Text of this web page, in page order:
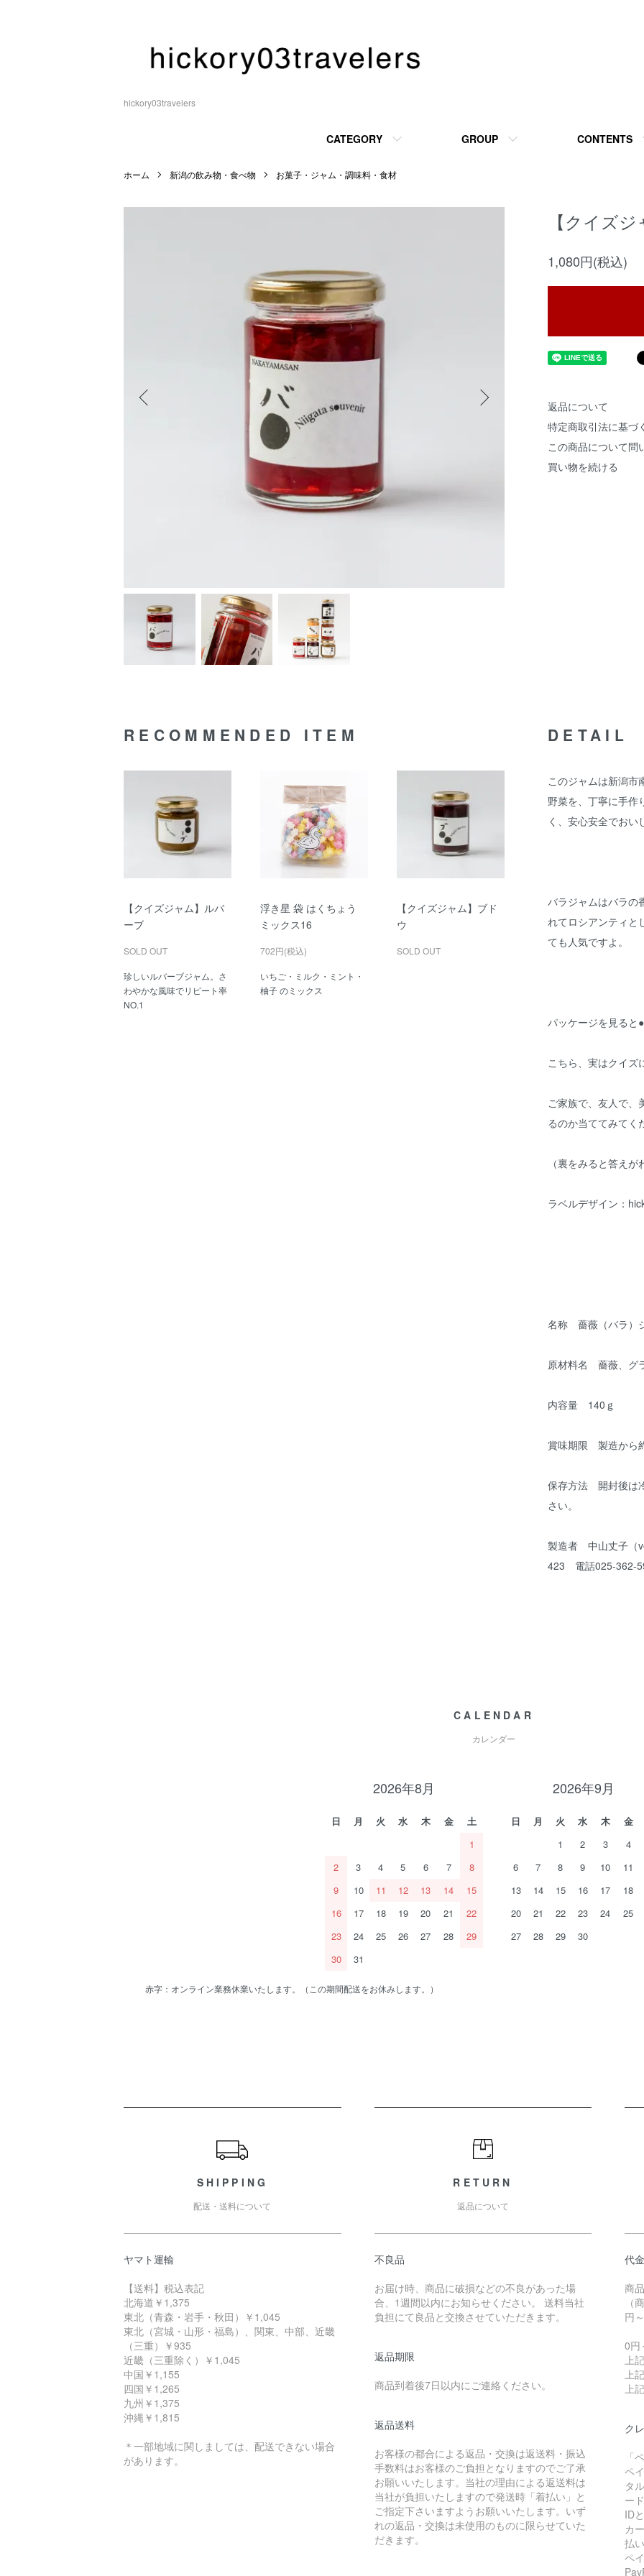
hickory03travelers
CATEGORY GROUP CONTENTS
ホーム 新潟の飲み物・食べ物 お菓子・ジャム・調味料・食材
【クイズ
1,080円(税込)
返品について
特定商取引法に基づ
この商品について問
買い物を続ける
DETAIL
このジャムは新潟市
野菜を、丁寧に手作
く、安心安全でおい
バラジャムはバラの
れてロシアンティと
ても人気ですよ。
パッケージを見ると
こちら、実はクイズ
ご家族で、友人で、
るのか当ててみてく
（裏をみると答えが
ラベルデザイン：
名称 薔薇（バラ）
原材料名 薔薇、グ
内容量 140ｇ
賞味期限 製造から
保存方法 開封後は
さい。
製造者 中山丈子（
423 電話025-362-
RECOMMENDED ITEM
【クイズジャム】ルバ
ーブ
SOLD OUT
珍しいルバーブジャム。さ
わやかな風味でリピート率
NO.1
浮き星 袋 はくちょう
ミックス16
702円(税込)
いちご・ミルク・ミント・
柚子 のミックス
【クイズジャム】ブド
ウ
SOLD OUT
CALENDAR
カレンダー
2026年8月
日 月 火 水 木 金
土
1
2
3 4 5 6 7
8
9
10 11 12 13 14
15
16
17 18 19 20 21
22
23
24 25 26 27 28
29
30
31
2026年9月
日 月 火 水 木 金
1
2 3 4
6
7 8 9 10 11
13
14 15 16 17 18
20
21 22 23 24 25
27
28 29 30
赤字：オンライン業務休業いたします。（この期間配送をお休みします。）
SHIPPING
配送・送料について
ヤマト運輸
【送料】税込表記
北海道￥1,375
東北（青森・岩手・秋田）￥1,045
東北（宮城・山形・福島）、関東、中部、近畿
（三重）￥935
近畿（三重除く）￥1,045
中国￥1,155
四国￥1,265
九州￥1,375
沖縄￥1,815
＊一部地域に関しましては、配送できない場合
があります。
RETURN
返品について
不良品
お届け時、商品に破損などの不良があった場
合、1週間以内にお知らせください。 送料当社
負担にて良品と交換させていただきます。
返品期限
商品到着後7日以内にご連絡ください。
返品送料
お客様の都合による返品・交換は返送料・振込
手数料はお客様のご負担となりますのでご了承
お願いいたします。当社の理由による返送料は
当社が負担いたしますので発送時「着払い」と
ご指定下さいますようお願いいたします。いず
れの返品・交換は未使用のものに限らせていた
だきます。
代
商
（
円～
0円
上
上
上
ク
「
ペ
タ
ー
ID
カ
払
ペ